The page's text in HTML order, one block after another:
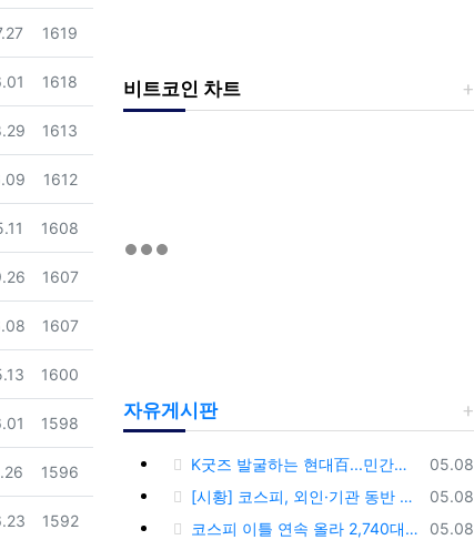
조회
1619
조회
1618
조회
1613
조회
1612
조회
1608
조회
1607
조회
1607
조회
1600
조회
1598
조회
1596
조회
1592
비트코인 차트
자유게시판
등록일
05.08
K굿즈 발굴하는 현대百...민간기업 최초 ‘대한민국 관광공모전’ 후원
등록일
05.08
[시황] 코스피, 외인·기관 동반 매수에 연이틀 상승…2745.05 마감
등록일
05.08
코스피 이틀 연속 올라 2,740대 회복…코스닥은 강보합(종합)